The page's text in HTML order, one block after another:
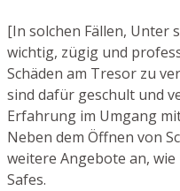
[In solchen Fällen, Unter
wichtig, zügig und
Schäden am Tresor zu
sind dafür geschult und
Erfahrung im Umgang
Neben dem Öffnen von
weitere Angebote an,
Safes.